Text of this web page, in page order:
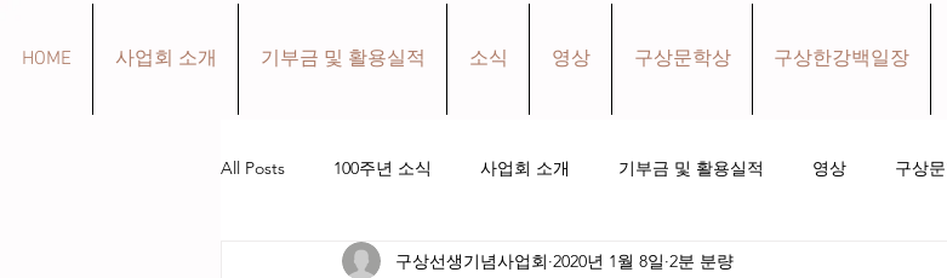
HOME 사업회 소개 기부금 및 활용실적 소식 영상 구상문학상 구상한강백일장
All Posts 100주년 소식 사업회 소개 기부금 및 활용실적 영상 구상
구상 선생 생애 작품 소개 홀로와더불어 소식지
구상선생기념사업회 2020년 1월 8일 2분 분량